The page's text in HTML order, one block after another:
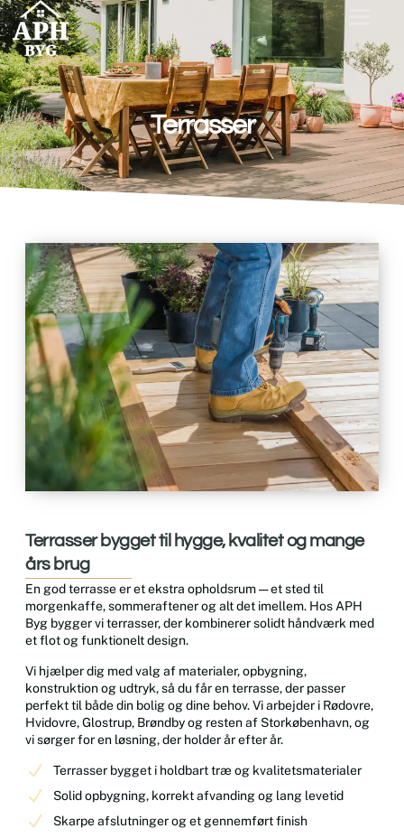
Terrasser
Terrasser bygget til hygge, kvalitet og mange
års brug
En god terrasse er et ekstra opholdsrum — et sted til
morgenkaffe, sommeraftener og alt det imellem. Hos APH
Byg bygger vi terrasser, der kombinerer solidt håndværk med
et flot og funktionelt design.
Vi hjælper dig med valg af materialer, opbygning,
konstruktion og udtryk, så du får en terrasse, der passer
perfekt til både din bolig og dine behov. Vi arbejder i Rødovre,
Hvidovre, Glostrup, Brøndby og resten af Storkøbenhavn, og
vi sørger for en løsning, der holder år efter år.
Terrasser bygget i holdbart træ og kvalitetsmaterialer
Solid opbygning, korrekt afvanding og lang levetid
Skarpe afslutninger og et gennemført finish